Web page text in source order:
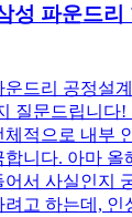
성 파운드리
드리 공정설
질문드립니다!
적으로 내부
니다. 아마 올
서 사실인지
고 하는데, 인